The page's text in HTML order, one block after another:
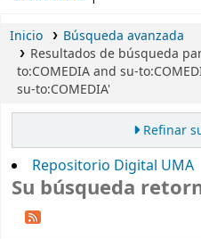
Inicio
Búsqueda avanzada
Resultados de búsqueda
to:COMEDIA and su-
su-to:COMEDIA'
Refinar
Repositorio Digital UMA
Su búsqueda